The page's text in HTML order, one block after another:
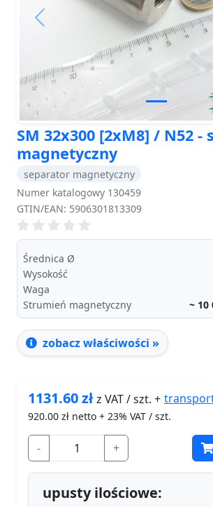
Previous
SM 32x300 [2xM8] / N52 -
magnetyczny
separator magnetyczny
Numer katalogowy 130459
GTIN/EAN: 5906301813309
Średnica Ø
Wysokość
Waga
Strumień magnetyczny
~ 10
zobacz właściwości »
1131.60złz VAT / szt. +
920.00 zł netto + 23% VAT / szt.
- +
upusty ilościowe: